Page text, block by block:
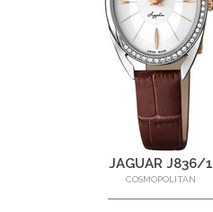
JAGUAR J836/1
COSMOPOLITAN